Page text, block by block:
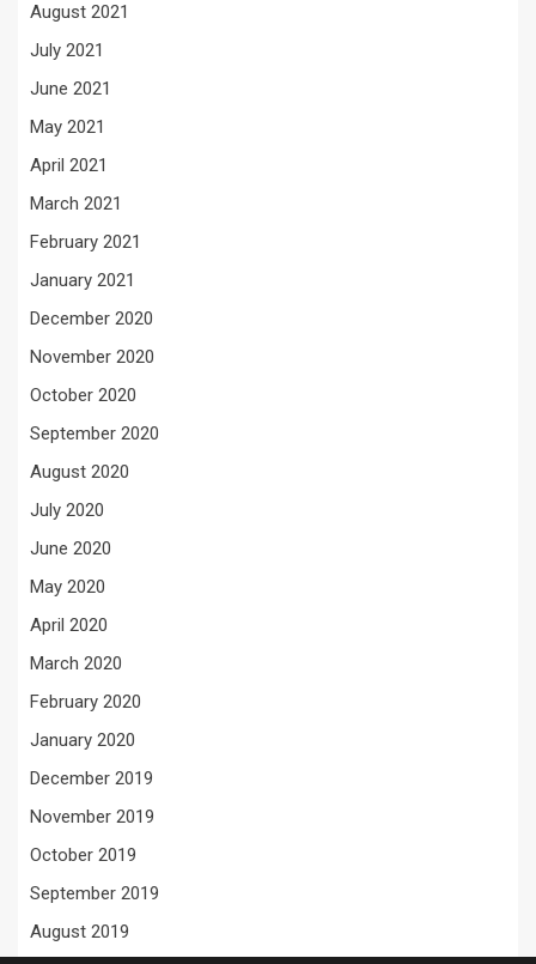
August 2021
July 2021
June 2021
May 2021
April 2021
March 2021
February 2021
January 2021
December 2020
November 2020
October 2020
September 2020
August 2020
July 2020
June 2020
May 2020
April 2020
March 2020
February 2020
January 2020
December 2019
November 2019
October 2019
September 2019
August 2019